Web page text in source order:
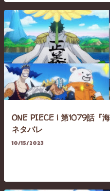
ONE PIECE | 第1079話『海
ネタバレ
10/15/2023